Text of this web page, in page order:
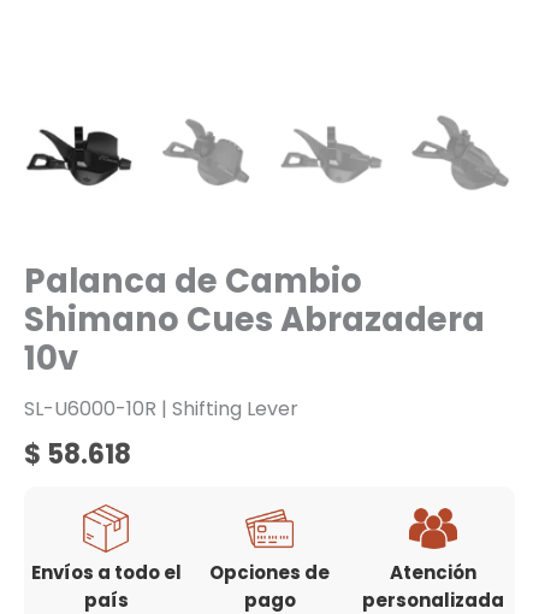
Palanca de Cambio
Shimano Cues Abrazadera
10v
SL-U6000-10R | Shifting Lever
$ 58.618
Envíos a todo el
país
Opciones de
pago
Atención
personalizada